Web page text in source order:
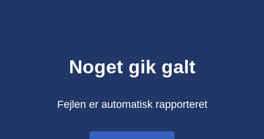
Noget gik galt
Fejlen er automatisk rapporteret